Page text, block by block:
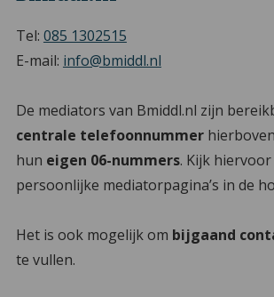
Tel: 085 1302515
E-mail: info@bmiddl.nl
De mediators van Bmiddl.nl zijn
centrale telefoonnummer
hun eigen 06-nummers. Kijk
persoonlijke mediatorpagina’s in de
Het is ook mogelijk om bijgaand
te vullen.